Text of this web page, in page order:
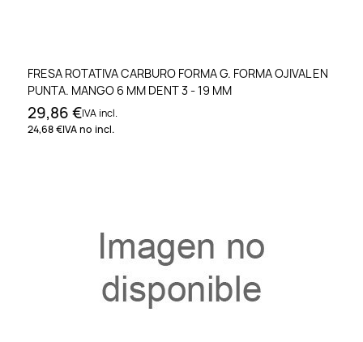
FRESA ROTATIVA CARBURO FORMA G. FORMA OJIVAL EN
PUNTA. MANGO 6 MM DENT 3 - 19 MM
29,86 €IVA incl.
24,68 €IVA no incl.